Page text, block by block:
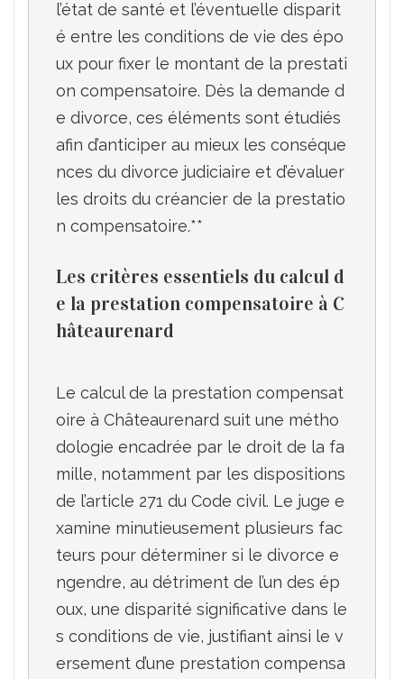
l’état de santé et l’éventuelle disparit
é entre les conditions de vie des épo
ux pour fixer le montant de la prestati
on compensatoire. Dès la demande d
e divorce, ces éléments sont étudiés
afin d’anticiper au mieux les conséque
nces du divorce judiciaire et d’évaluer
les droits du créancier de la prestatio
Les critères essentiels du calcul d
e la prestation compensatoire à C
hâteaurenard
Le calcul de la prestation compensat
oire à Châteaurenard suit une métho
dologie encadrée par le droit de la fa
mille, notamment par les dispositions
de l’article 271 du Code civil. Le juge e
xamine minutieusement plusieurs fac
teurs pour déterminer si le divorce e
ngendre, au détriment de l’un des ép
oux, une disparité significative dans le
s conditions de vie, justifiant ainsi le v
ersement d’une prestation compensa